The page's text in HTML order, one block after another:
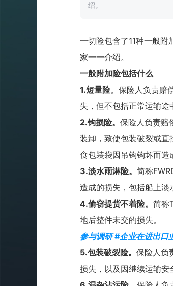
绍。
一切险包含了11种一般附
家一一介绍。
一般附加险包括什么
1.短量险。保险人负责赔
失，但不包括正常运输途
2.钩损险。 保险人负责赔
装卸，致使包装破裂或
食包装袋因吊钩钩坏而造
3.淡水雨淋险。 简称
造成的损失，包括船上淡
4.偷窃提货不着险。 简称
地后整件未交的损失。
参与调研 #企业在进出口
5.包装破裂险。 保险人负
损失，以及因继续运输安